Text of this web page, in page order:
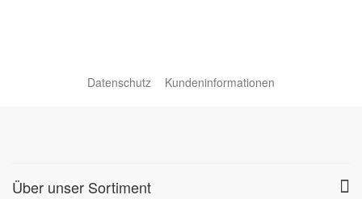
Datenschutz Kundeninformationen
Über unser Sortiment